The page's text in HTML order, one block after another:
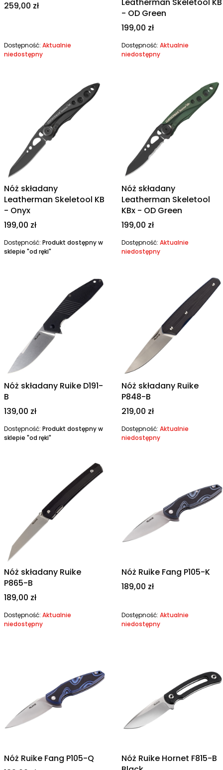
Cena
259,00 zł
Dostępność: Aktualnie
niedostępny
Leatherman Skeletool KB
- OD Green
Cena
199,00 zł
Dostępność: Aktualnie
niedostępny
Nóż składany
Leatherman Skeletool KB
- Onyx
Cena
199,00 zł
Dostępność: Produkt dostępny w
sklepie "od ręki"
Nóż składany
Leatherman Skeletool
KBx - OD Green
Cena
199,00 zł
Dostępność: Aktualnie
niedostępny
Nóż składany Ruike D191-
B
Cena
139,00 zł
Dostępność: Produkt dostępny w
sklepie "od ręki"
Nóż składany Ruike
P848-B
Cena
219,00 zł
Dostępność: Aktualnie
niedostępny
Nóż składany Ruike
P865-B
Cena
189,00 zł
Dostępność: Aktualnie
niedostępny
Nóż Ruike Fang P105-K
Cena
189,00 zł
Dostępność: Aktualnie
niedostępny
Nóż Ruike Fang P105-Q
Nóż Ruike Hornet F815-B